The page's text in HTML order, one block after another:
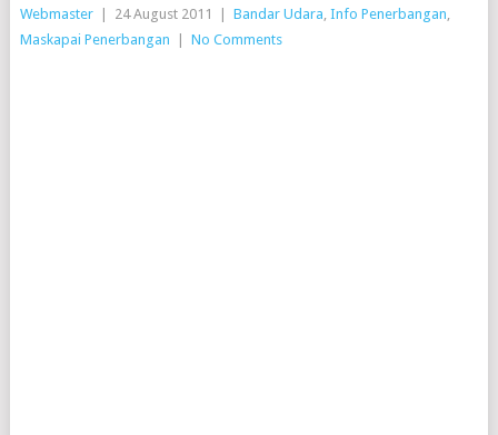
Webmaster 24 August 2011 Bandar Udara, Info Penerbangan,
Maskapai Penerbangan
No Comments